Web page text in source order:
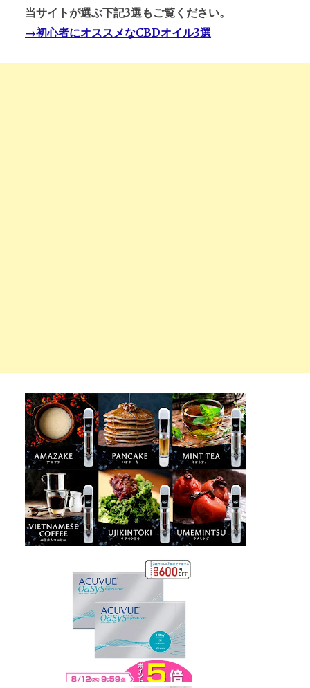
当サイトが選ぶ下記3選もご覧ください。
→初心者にオススメなCBDオイル3選